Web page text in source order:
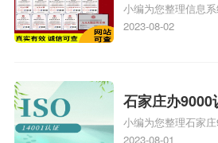
级费用，信息
务资质二级
小编为您整理信息
证证书机构有哪些、
体系认证知识，详情
2023-08-02
石家庄办9000
家庄9000认证
小编为您整理石家
庄9000认证价格多
2023-08-01